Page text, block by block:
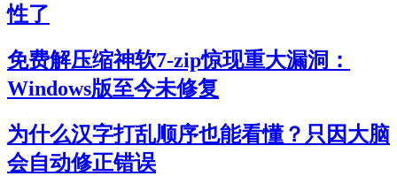
性了
免费解压缩神软7-zip惊现重大漏洞：
Windows版至今未修复
为什么汉字打乱顺序也能看懂？只因大脑
会自动修正错误